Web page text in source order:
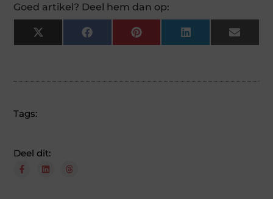
Goed artikel? Deel hem dan op:
X
(Twitter)
Facebook Pinterest LinkedIn Email
Tags:
Deel dit: